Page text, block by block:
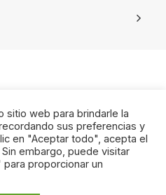
UD. All rights reserved
CANAL DEL INFORMANTE
sitio web para brindarle la
sus preferencias y
en "Aceptar todo", acepta el
embargo, puede visitar
proporcionar un